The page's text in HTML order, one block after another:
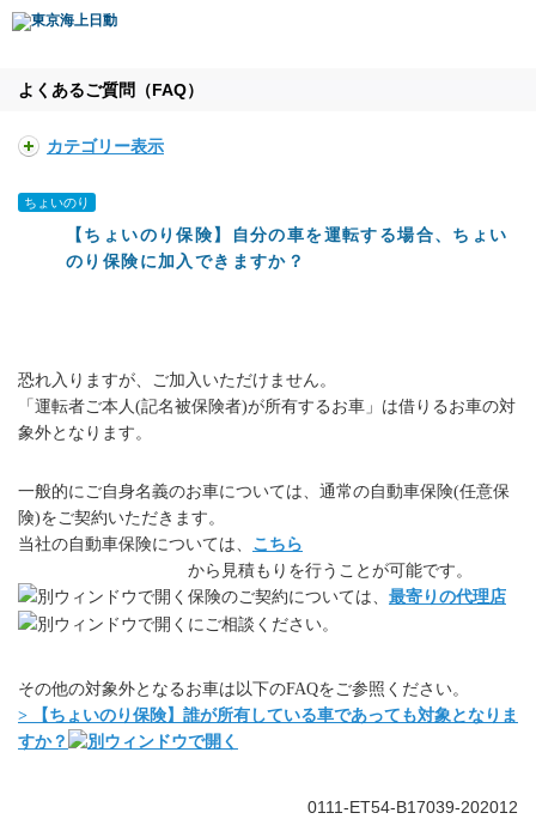
よくあるご質問（FAQ）
カテゴリー表示
ちょいのり
【ちょいのり保険】自分の車を運転する場合、ちょい
のり保険に加入できますか？
恐れ入りますが、ご加入いただけません。
「運転者ご本人(記名被保険者)が所有するお車」は借りるお車の対
象外となります。
一般的にご自身名義のお車については、通常の自動車保険(任意保
険)をご契約いただきます。
当社の自動車保険については、 こちら
から見積もりを行うことが可能です。
保険のご契約については、 最寄りの代理店
にご相談ください。
その他の対象外となるお車は以下のFAQをご参照ください。
> 【ちょいのり保険】誰が所有している車であっても対象となりま
すか？
0111-ET54-B17039-202012